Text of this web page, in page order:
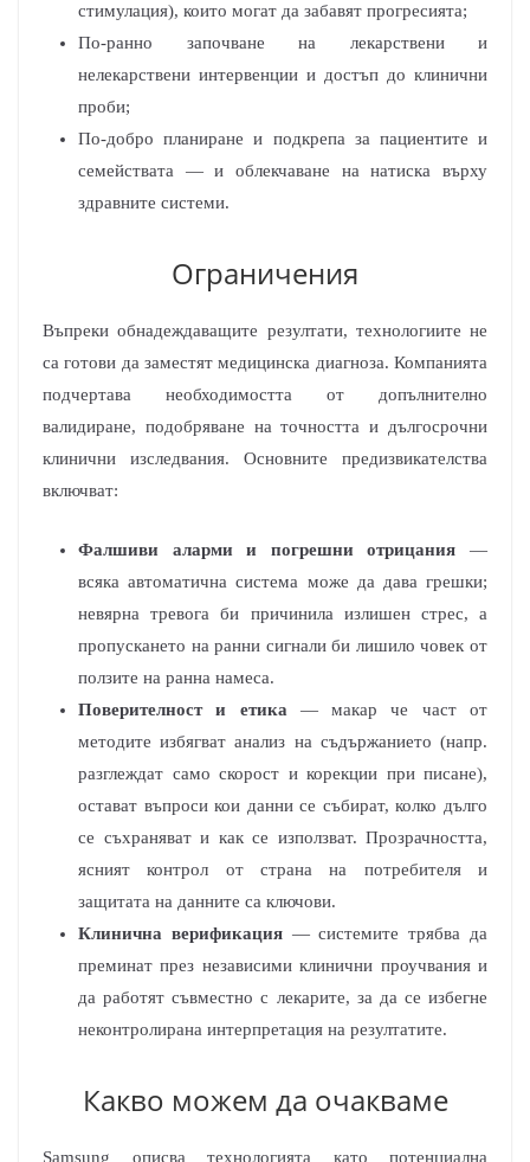
стимулация), които могат да забавят прогресията;
По-ранно започване на лекарствени и
нелекарствени интервенции и достъп до клинични
проби;
По-добро планиране и подкрепа за пациентите и
семействата — и облекчаване на натиска върху
здравните системи.
Ограничения
Въпреки обнадеждаващите резултати, технологиите не
са готови да заместят медицинска диагноза. Компанията
подчертава необходимостта от допълнително
валидиране, подобряване на точността и дългосрочни
клинични изследвания. Основните предизвикателства
включват:
Фалшиви аларми и погрешни отрицания —
всяка автоматична система може да дава грешки;
невярна тревога би причинила излишен стрес, а
пропускането на ранни сигнали би лишило човек от
ползите на ранна намеса.
Поверителност и етика — макар че част от
методите избягват анализ на съдържанието (напр.
разглеждат само скорост и корекции при писане),
остават въпроси кои данни се събират, колко дълго
се съхраняват и как се използват. Прозрачността,
ясният контрол от страна на потребителя и
защитата на данните са ключови.
Клинична верификация— системите трябва да
преминат през независими клинични проучвания и
да работят съвместно с лекарите, за да се избегне
неконтролирана интерпретация на резултатите.
Какво можем да очакваме
Samsung описва технологията като потенциална